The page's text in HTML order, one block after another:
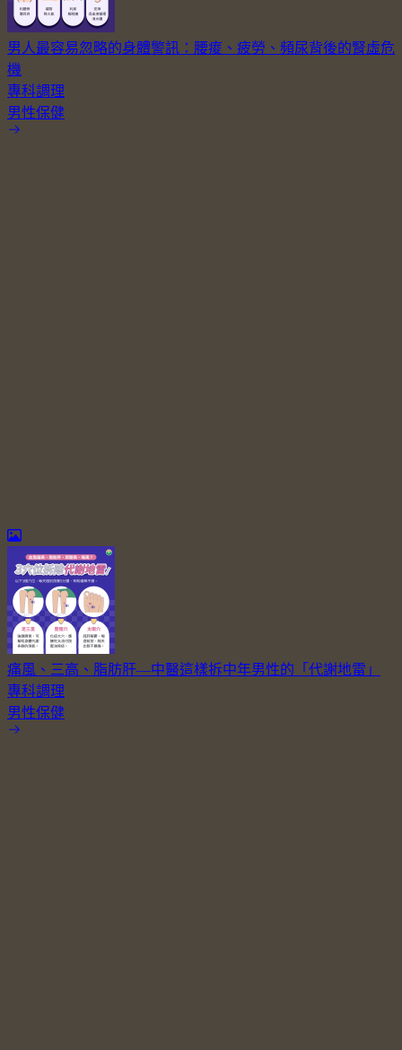
男人最容易忽略的身體警訊：腰痠、疲勞、頻尿背後的腎虛危
機
專科調理
男性保健
痛風、三高、脂肪肝—中醫這樣拆中年男性的「代謝地雷」
專科調理
男性保健